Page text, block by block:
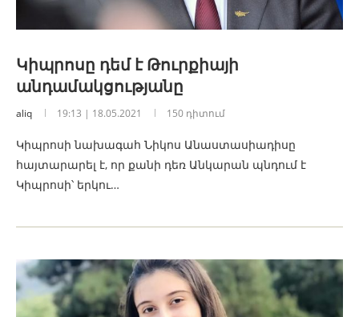
Կիպրոսը դեմ է Թուրքիայի
անդամակցությանը
aliq 19:13 | 18.05.2021 150 դիտում
Կիպրոսի նախագահ Նիկոս Անաստասիադիսը
հայտարարել է, որ քանի դեռ Անկարան պնդում է
Կիպրոսի՝ երկու…